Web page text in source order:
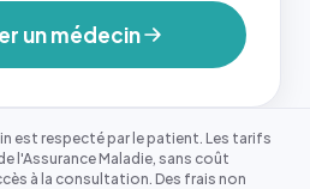
un médecin
est respecté par le patient. Les tarifs
l'Assurance Maladie, sans coût
à la consultation. Des frais non